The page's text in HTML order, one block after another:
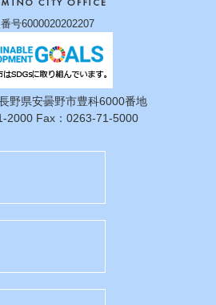
号6000020202207
野県安曇野市豊科6000番地
2000 Fax：0263-71-5000